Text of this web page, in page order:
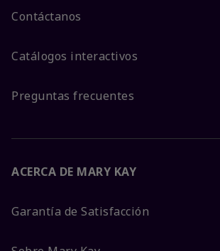
Contáctanos
Catálogos interactivos
Preguntas frecuentes
ACERCA DE MARY KAY
Garantía de Satisfacción